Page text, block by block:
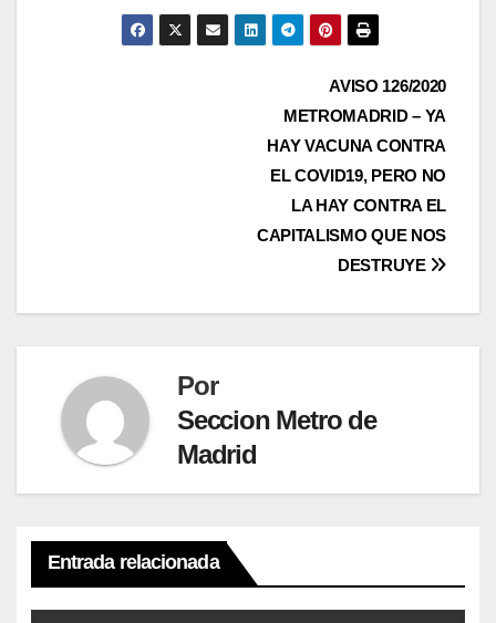
AVISO 126/2020
METROMADRID – YA
HAY VACUNA CONTRA
EL COVID19, PERO NO
LA HAY CONTRA EL
CAPITALISMO QUE NOS
DESTRUYE
Por
Seccion Metro de
Madrid
Entrada relacionada